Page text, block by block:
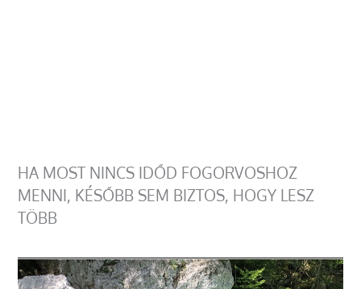
HA MOST NINCS IDŐD FOGORVOSHOZ
MENNI, KÉSŐBB SEM BIZTOS, HOGY LESZ
TÖBB